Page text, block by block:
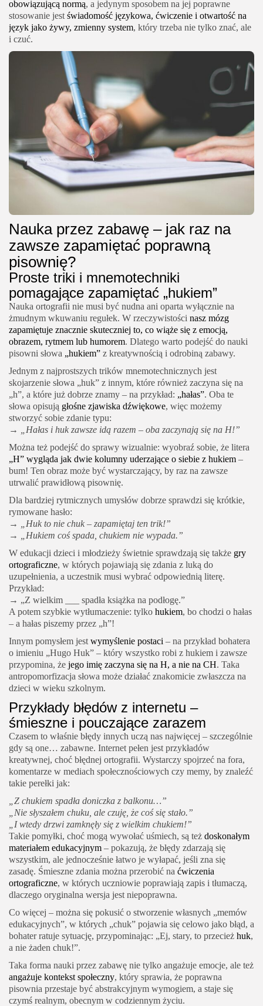
obowiązującą normą, a jedynym sposobem na jej poprawne
stosowanie jest świadomość językowa, ćwiczenie i otwartość na
język jako żywy, zmienny system, który trzeba nie tylko znać, ale
i czuć.
Nauka przez zabawę – jak raz na
zawsze zapamiętać poprawną
pisownię?
Proste triki i mnemotechniki
pomagające zapamiętać „hukiem”
Nauka ortografii nie musi być nudna ani oparta wyłącznie na
żmudnym wkuwaniu regułek. W rzeczywistości nasz mózg
zapamiętuje znacznie skuteczniej to, co wiąże się z emocją,
obrazem, rytmem lub humorem. Dlatego warto podejść do nauki
pisowni słowa „hukiem” z kreatywnością i odrobiną zabawy.
Jednym z najprostszych trików mnemotechnicznych jest
skojarzenie słowa „huk” z innym, które również zaczyna się na
„h”, a które już dobrze znamy – na przykład: „hałas”. Oba te
słowa opisują głośne zjawiska dźwiękowe, więc możemy
stworzyć sobie zdanie typu:
→
„Hałas i huk zawsze idą razem – oba zaczynają się na H!”
Można też podejść do sprawy wizualnie: wyobraź sobie, że litera
„H” wygląda jak dwie kolumny uderzające o siebie z hukiem –
bum! Ten obraz może być wystarczający, by raz na zawsze
utrwalić prawidłową pisownię.
Dla bardziej rytmicznych umysłów dobrze sprawdzi się krótkie,
rymowane hasło:
→
„Huk to nie chuk – zapamiętaj ten trik!”
→
„Hukiem coś spada, chukiem nie wypada.”
W edukacji dzieci i młodzieży świetnie sprawdzają się także gry
ortograficzne, w których pojawiają się zdania z luką do
uzupełnienia, a uczestnik musi wybrać odpowiednią literę.
Przykład:
→ „Z wielkim ___ spadła książka na podłogę.”
A potem szybkie wytłumaczenie: tylko hukiem, bo chodzi o hałas
– a hałas piszemy przez „h”!
Innym pomysłem jest wymyślenie postaci – na przykład bohatera
o imieniu „Hugo Huk” – który wszystko robi z hukiem i zawsze
przypomina, że jego imię zaczyna się na H, a nie na CH. Taka
antropomorfizacja słowa może działać znakomicie zwłaszcza na
dzieci w wieku szkolnym.
Przykłady błędów z internetu –
śmieszne i pouczające zarazem
Czasem to właśnie błędy innych uczą nas najwięcej – szczególnie
gdy są one… zabawne. Internet pełen jest przykładów
kreatywnej, choć błędnej ortografii. Wystarczy spojrzeć na fora,
komentarze w mediach społecznościowych czy memy, by znaleźć
takie perełki jak:
„Z chukiem spadła doniczka z balkonu…”
„Nie słyszałem chuku, ale czuję, że coś się stało.”
„I wtedy drzwi zamknęły się z wielkim chukiem!”
Takie pomyłki, choć mogą wywołać uśmiech, są też doskonałym
materiałem edukacyjnym – pokazują, że błędy zdarzają się
wszystkim, ale jednocześnie łatwo je wyłapać, jeśli zna się
zasadę. Śmieszne zdania można przerobić na ćwiczenia
ortograficzne, w których uczniowie poprawiają zapis i tłumaczą,
dlaczego oryginalna wersja jest niepoprawna.
Co więcej – można się pokusić o stworzenie własnych „memów
edukacyjnych”, w których „chuk” pojawia się celowo jako błąd, a
bohater ratuje sytuację, przypominając: „Ej, stary, to przecież huk,
a nie żaden chuk!”.
Taka forma nauki przez zabawę nie tylko angażuje emocje, ale też
angażuje kontekst społeczny, który sprawia, że poprawna
pisownia przestaje być abstrakcyjnym wymogiem, a staje się
czymś realnym, obecnym w codziennym życiu.